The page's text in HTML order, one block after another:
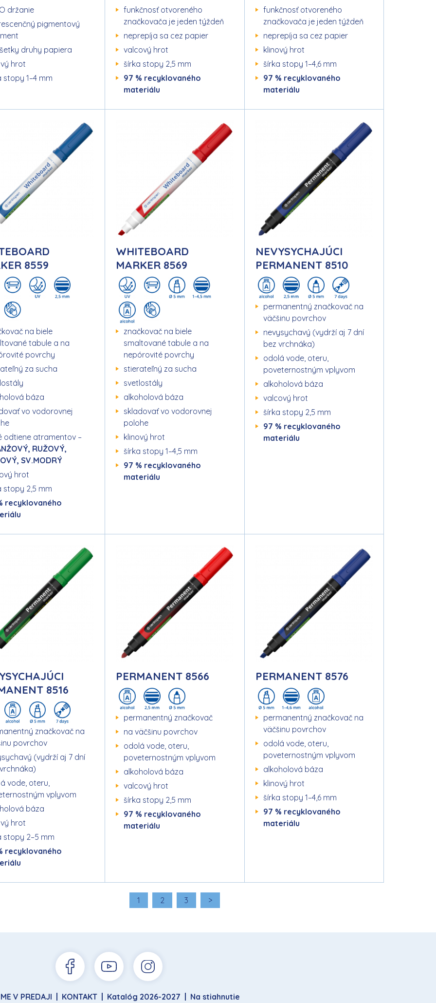
držanie
pigmentový
druhy papiera
hrot
stopy 1–4 mm
funkčnosť otvoreného
značkovača je jeden týždeň
neprepíja sa cez papier
valcový hrot
šírka stopy 2,5 mm
97 % recyklovaného
materiálu
funkčnosť otvoreného
značkovača je jeden týždeň
neprepíja sa cez papier
klinový hrot
šírka stopy 1–4,6 mm
97 % recyklovaného
materiálu
8559
na biele
tabule a na
povrchy
za sucha
báza
vo vodorovnej
odtiene atramentov –
RUŽOVÝ,
SV.MODRÝ
hrot
stopy 2,5 mm
recyklovaného
WHITEBOARD
MARKER 8569
značkovač na biele
smaltované tabule a na
nepórovité povrchy
stierateľný za sucha
svetlostály
alkoholová báza
skladovať vo vodorovnej
polohe
klinový hrot
šírka stopy 1–4,5 mm
97 % recyklovaného
materiálu
NEVYSYCHAJÚCI
PERMANENT 8510
permanentný značkovač na
väčšinu povrchov
nevysychavý (vydrží aj 7 dní
bez vrchnáka)
odolá vode, oteru,
poveternostným vplyvom
alkoholová báza
valcový hrot
šírka stopy 2,5 mm
97 % recyklovaného
materiálu
8516
značkovač na
povrchov
(vydrží aj 7 dní
vode, oteru,
vplyvom
báza
hrot
stopy 2–5 mm
recyklovaného
PERMANENT 8566
permanentný značkovač
na väčšinu povrchov
odolá vode, oteru,
poveternostným vplyvom
alkoholová báza
valcový hrot
šírka stopy 2,5 mm
97 % recyklovaného
materiálu
PERMANENT 8576
permanentný značkovač na
väčšinu povrchov
odolá vode, oteru,
poveternostným vplyvom
alkoholová báza
klinový hrot
šírka stopy 1–4,6 mm
97 % recyklovaného
materiálu
1 2 3 >
V PREDAJI KONTAKT Katalóg 2026-2027 Na stiahnutie